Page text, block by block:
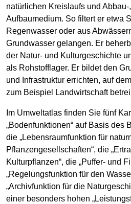
natürlichen Kreislaufs und
Aufbaumedium. So filtert er etwa
Regenwasser oder aus
Grundwasser gelangen. Er
der Natur- und Kulturgeschichte
als Rohstofflager. Er bildet den
und Infrastruktur errichten, auf
zum Beispiel Landwirtschaft
Im Umweltatlas finden Sie fünf
„Bodenfunktionen“ auf Basis des
die „Lebensraumfunktion für
Pflanzengesellschaften“, die
Kulturpflanzen“, die „Puffer- und
„Regelungsfunktion für den
„Archivfunktion für die
einer besonders hohen